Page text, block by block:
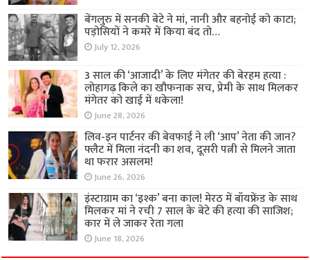
बेंगलुरु में सनकी बेटे ने मां, नानी और बहनोई को काटा;
पड़ोसियों ने कमरे में किया बंद तो…
July 12, 2026
3 साल की ‘आजादी’ के लिए मंगेतर की बेरहम हत्या :
लोहागढ़ किले का खौफनाक सच, प्रेमी के साथ मिलकर
मंगेतर को खाई में धकेला!
June 28, 2026
लिव-इन पार्टनर की बेवफाई ने ली ‘आप’ नेता की जान?
फ्लैट में मिला नंदनी का शव, दूसरी पत्नी से मिलने जाता
था फरार असलम!
June 26, 2026
इंस्टाग्राम का ‘इश्क’ बना काल! मेरठ में बॉयफ्रेंड के साथ
मिलकर मां ने रची 7 साल के बेटे की हत्या की साजिश;
कार में ले जाकर रेता गला
June 18, 2026